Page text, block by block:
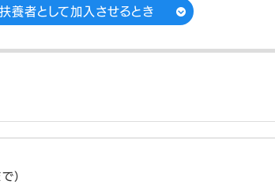
養者として加入させるとき
）